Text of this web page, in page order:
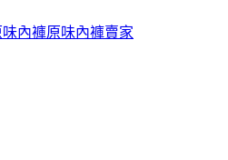
味內褲原味內褲賣家